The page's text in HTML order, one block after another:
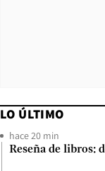
LO ÚLTIMO
hace 20 min
Reseña de libros: